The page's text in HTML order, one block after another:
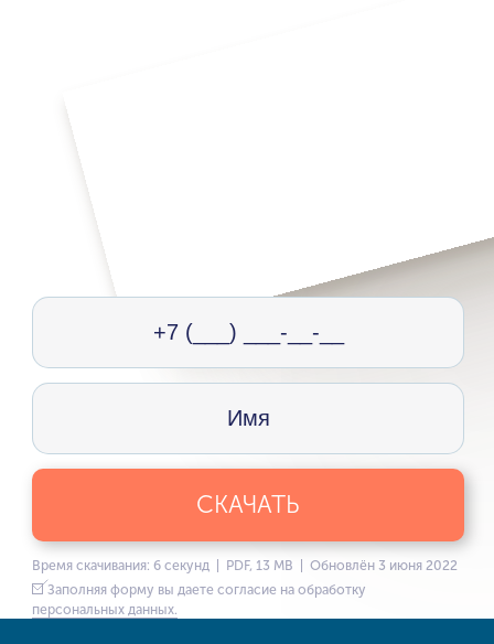
СКАЧАТЬ
Время скачивания: 6 секунд | PDF, 13 MB | Обновлён 3 июня 2022
Заполняя форму вы даете согласие на обработку
персональных данных.